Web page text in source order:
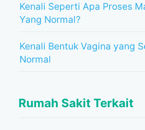
Kenali Seperti Apa Proses
Yang Normal?
Kenali Bentuk Vagina yang
Normal
Rumah Sakit Terkait